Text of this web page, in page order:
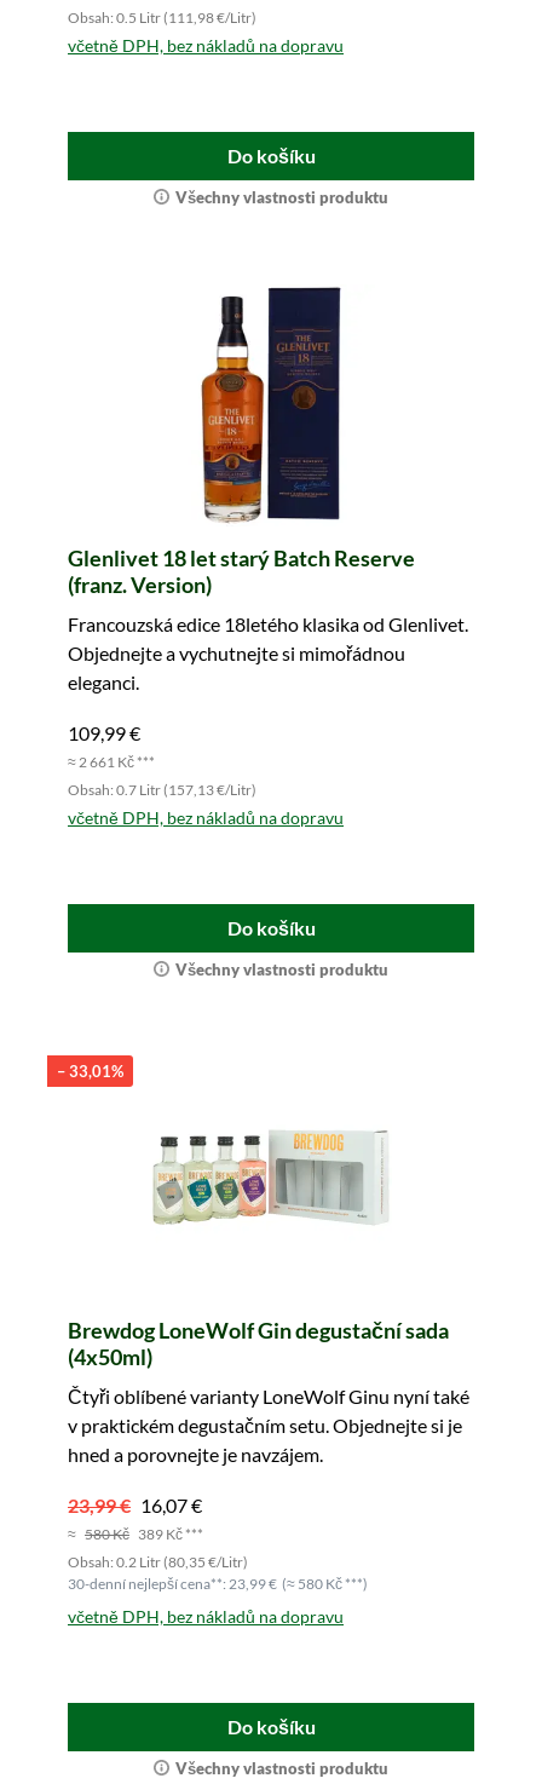
Obsah: 0.5 Litr (111,98 €/Litr)
včetně DPH, bez nákladů na dopravu
Do košíku
Všechny vlastnosti produktu
Glenlivet 18 let starý Batch Reserve
(franz. Version)
Francouzská edice 18letého klasika od Glenlivet.
Objednejte a vychutnejte si mimořádnou
eleganci.
109,99 €
≈ 2 661 Kč ***
Obsah: 0.7 Litr (157,13 €/Litr)
včetně DPH, bez nákladů na dopravu
Do košíku
Všechny vlastnosti produktu
– 33,01%
Brewdog LoneWolf Gin degustační sada
(4x50ml)
Čtyři oblíbené varianty LoneWolf Ginu nyní také
v praktickém degustačním setu. Objednejte si je
hned a porovnejte je navzájem.
23,99 € 16,07 €
≈ 580 Kč 389 Kč ***
Obsah: 0.2 Litr (80,35 €/Litr)
30-denní nejlepší cena**: 23,99 € (≈ 580 Kč ***)
včetně DPH, bez nákladů na dopravu
Do košíku
Všechny vlastnosti produktu